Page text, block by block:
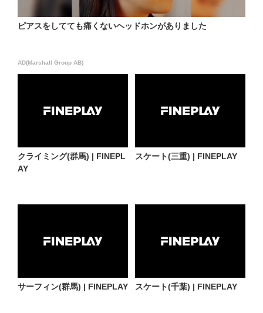
ピアスをしてても痛くないヘッドホンがありました
AD(Marshall Group AB)
クライミング(群馬) | FINEPL
AY
スケート(三重) | FINEPLAY
サーフィン(群馬) | FINEPLAY スケート(千葉) | FINEPLAY